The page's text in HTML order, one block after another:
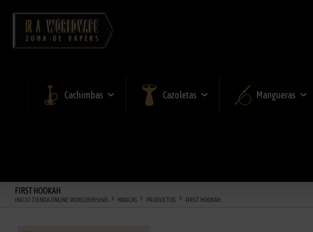
Cachimbas Cazoletas Mangueras
FIRST HOOKAH
INICIO TIENDA ONLINE WORLDSHISHAS MARCAS PRODUCTOS FIRST HOOKAH